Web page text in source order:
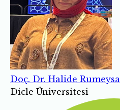
Doç. Dr. Halide
Dicle Üniversitesi